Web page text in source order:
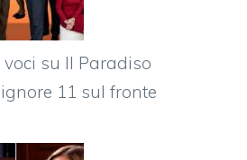
voci su Il Paradiso
11 sul fronte